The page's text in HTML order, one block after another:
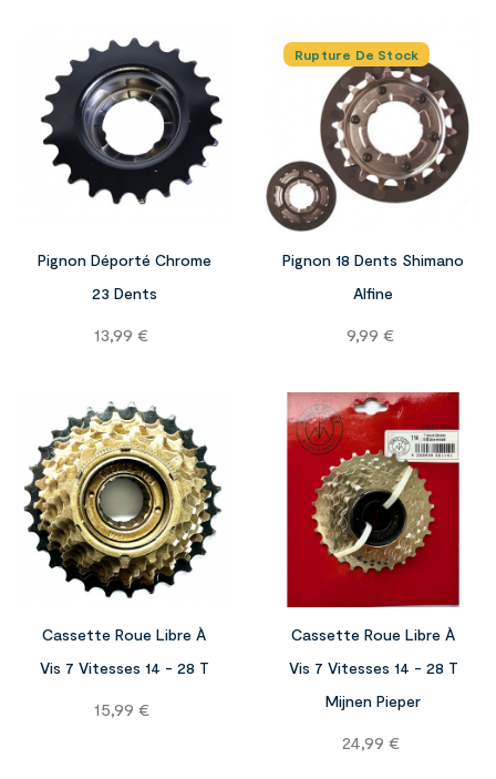
Pignon Déporté Chrome
23 Dents
Prix
13,99 €
Rupture De Stock
Pignon 18 Dents Shimano
Alfine
Prix
9,99 €
Cassette Roue Libre À
Vis 7 Vitesses 14 - 28 T
Prix
15,99 €
Cassette Roue Libre À
Vis 7 Vitesses 14 - 28 T
Mijnen Pieper
Prix
24,99 €